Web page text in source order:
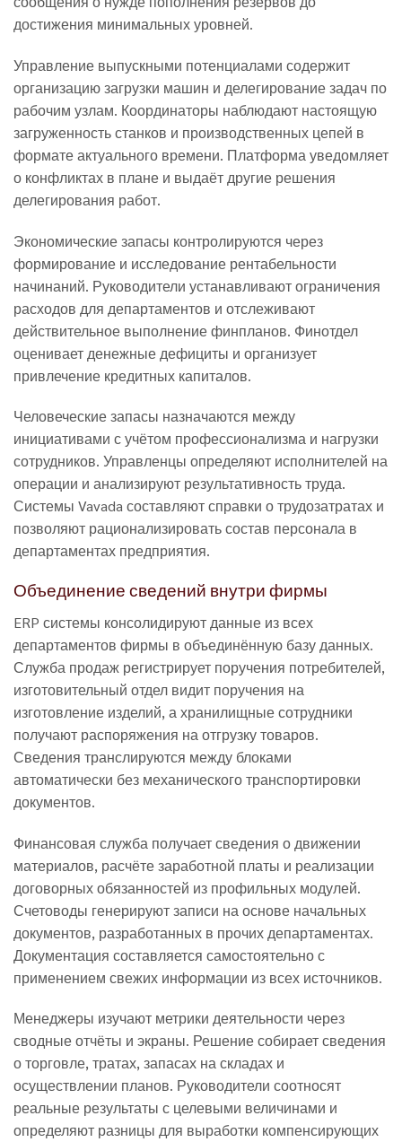
достижения минимальных уровней.
Управление выпускными потенциалами содержит
организацию загрузки машин и делегирование задач по
рабочим узлам. Координаторы наблюдают настоящую
загруженность станков и производственных цепей в
формате актуального времени. Платформа уведомляет
о конфликтах в плане и выдаёт другие решения
делегирования работ.
Экономические запасы контролируются через
формирование и исследование рентабельности
начинаний. Руководители устанавливают ограничения
расходов для департаментов и отслеживают
действительное выполнение финпланов. Финотдел
оценивает денежные дефициты и организует
привлечение кредитных капиталов.
Человеческие запасы назначаются между
инициативами с учётом профессионализма и нагрузки
сотрудников. Управленцы определяют исполнителей на
операции и анализируют результативность труда.
Системы Vavada составляют справки о трудозатратах и
позволяют рационализировать состав персонала в
департаментах предприятия.
Объединение сведений внутри фирмы
ERP системы консолидируют данные из всех
департаментов фирмы в объединённую базу данных.
Служба продаж регистрирует поручения потребителей,
изготовительный отдел видит поручения на
изготовление изделий, а хранилищные сотрудники
получают распоряжения на отгрузку товаров.
Сведения транслируются между блоками
автоматически без механического транспортировки
документов.
Финансовая служба получает сведения о движении
материалов, расчёте заработной платы и реализации
договорных обязанностей из профильных модулей.
Счетоводы генерируют записи на основе начальных
документов, разработанных в прочих департаментах.
Документация составляется самостоятельно с
применением свежих информации из всех источников.
Менеджеры изучают метрики деятельности через
сводные отчёты и экраны. Решение собирает сведения
о торговле, тратах, запасах на складах и
осуществлении планов. Руководители соотносят
реальные результаты с целевыми величинами и
определяют разницы для выработки компенсирующих